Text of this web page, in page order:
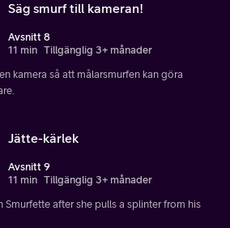
Säg smurf till kameran!
Avsnitt 8
11 min Tillgänglig 3+ månader
kamera så att målarsmurfen kan göra
Jätte-kärlek
Avsnitt 9
11 min Tillgänglig 3+ månader
Smurfette after she pulls a splinter from his